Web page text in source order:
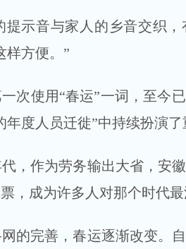
音与家人的乡音交织，
样方便。”
使用“春运”一词，至今
度人员迁徙”中持续扮演了
作为劳务输出大省，安
，成为许多人对那个时代最
完善，春运逐渐改变。自